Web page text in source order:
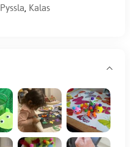
Pyssla, Kalas